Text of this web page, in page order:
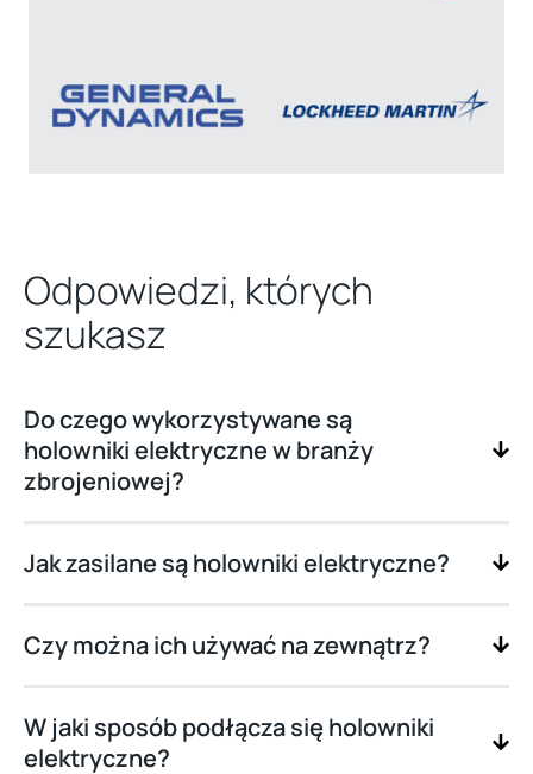
Odpowiedzi, których
szukasz
Do czego wykorzystywane są
holowniki elektryczne w branży
zbrojeniowej?
Jak zasilane są holowniki elektryczne?
Czy można ich używać na zewnątrz?
W jaki sposób podłącza się holowniki
elektryczne?